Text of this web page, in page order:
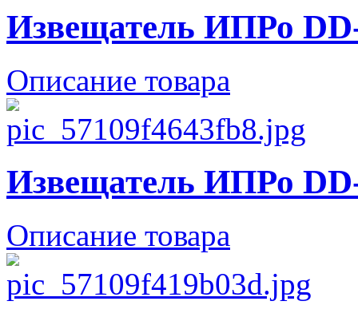
Извещатель ИПРо
Описание товара
Извещатель ИПРо
Описание товара